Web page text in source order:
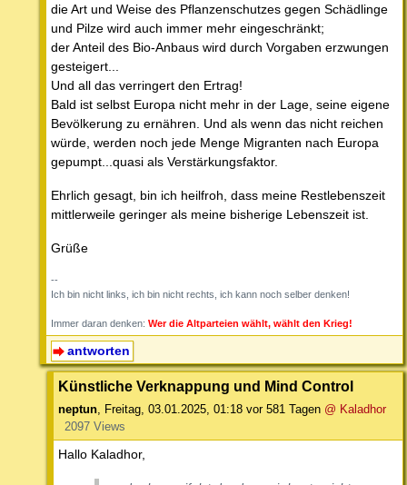
die Art und Weise des Pflanzenschutzes gegen Schädlinge
und Pilze wird auch immer mehr eingeschränkt;
der Anteil des Bio-Anbaus wird durch Vorgaben erzwungen
gesteigert...
Und all das verringert den Ertrag!
Bald ist selbst Europa nicht mehr in der Lage, seine eigene
Bevölkerung zu ernähren. Und als wenn das nicht reichen
würde, werden noch jede Menge Migranten nach Europa
gepumpt...quasi als Verstärkungsfaktor.
Ehrlich gesagt, bin ich heilfroh, dass meine Restlebenszeit
mittlerweile geringer als meine bisherige Lebenszeit ist.
Grüße
--
Ich bin nicht links, ich bin nicht rechts, ich kann noch selber denken!
Immer daran denken: Wer die Altparteien wählt, wählt den Krieg!
antworten
Künstliche Verknappung und Mind Control
neptun, Freitag, 03.01.2025, 01:18 vor 581 Tagen @ Kaladhor
2097 Views
Hallo Kaladhor,